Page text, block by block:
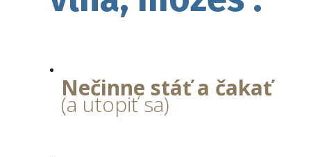
Nečinne stáť a čakať
(a utopiť sa)